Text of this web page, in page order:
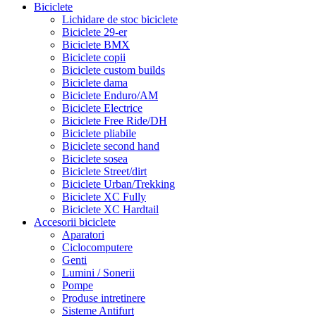
Biciclete
Lichidare de stoc biciclete
Biciclete 29-er
Biciclete BMX
Biciclete copii
Biciclete custom builds
Biciclete dama
Biciclete Enduro/AM
Biciclete Electrice
Biciclete Free Ride/DH
Biciclete pliabile
Biciclete second hand
Biciclete sosea
Biciclete Street/dirt
Biciclete Urban/Trekking
Biciclete XC Fully
Biciclete XC Hardtail
Accesorii biciclete
Aparatori
Ciclocomputere
Genti
Lumini / Sonerii
Pompe
Produse intretinere
Sisteme Antifurt